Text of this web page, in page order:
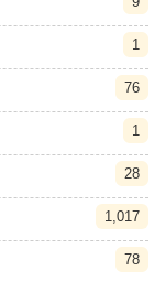
1
76
1
28
1,017
78